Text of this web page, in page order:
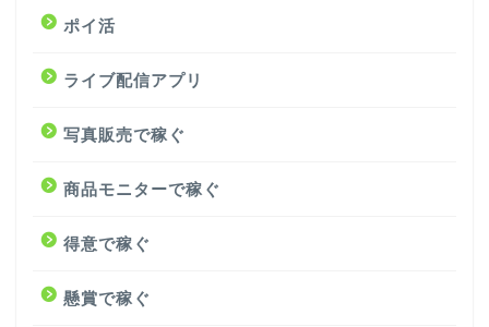
ポイ活
ライブ配信アプリ
写真販売で稼ぐ
商品モニターで稼ぐ
得意で稼ぐ
懸賞で稼ぐ